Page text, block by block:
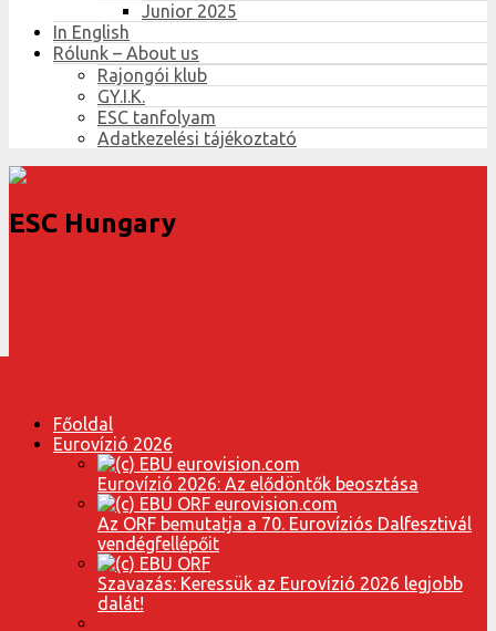
Junior 2025
In English
Rólunk – About us
Rajongói klub
GY.I.K.
ESC tanfolyam
Adatkezelési tájékoztató
ESC Hungary
Főoldal
Eurovízió 2026
Eurovízió 2026: Az elődöntők beosztása
Az ORF bemutatja a 70. Eurovíziós Dalfesztivál
vendégfellépőit
Szavazás: Keressük az Eurovízió 2026 legjobb
dalát!